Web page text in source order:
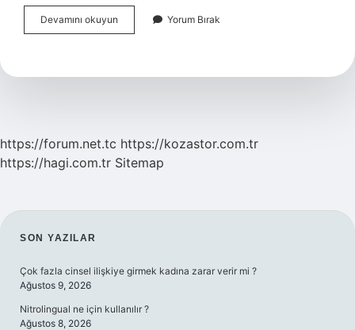
Devamını okuyun
Sözcük
Yorum Bırak
https://forum.net.tc https://kozastor.com.tr
https://hagi.com.tr Sitemap
SIDEBAR
SON YAZILAR
Çok fazla cinsel ilişkiye girmek kadına zarar verir mi ?
Ağustos 9, 2026
Nitrolingual ne için kullanılır ?
Ağustos 8, 2026